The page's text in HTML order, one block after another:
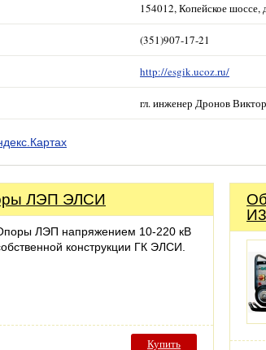
154012, Копейское шоссе,
(351)907-17-21
http://esgik.ucoz.ru/
гл. инженер Дронов
ЛЭП ЭЛСИ
ЛЭП напряжением 10-220 кВ
конструкции ГК ЭЛСИ.
Купить